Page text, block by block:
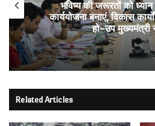
भविष्य की जरूरतों को
कार्ययोजना बनाएं, विकास
हो–उप मुख्यमंत्री
Related Articles